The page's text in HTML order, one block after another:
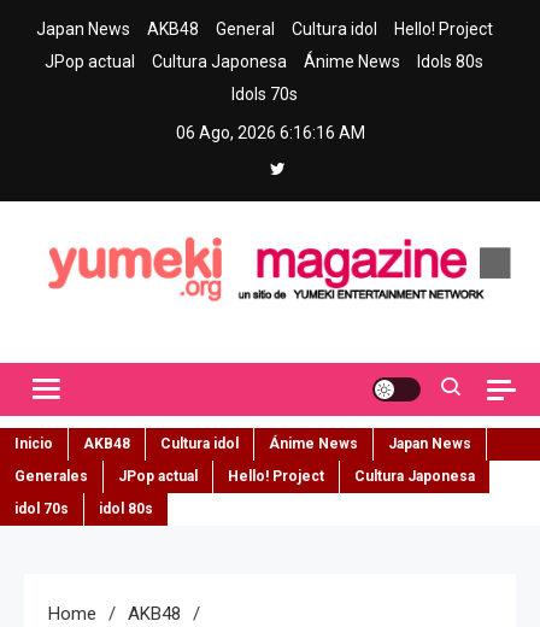
Japan News AKB48 General Cultura idol
Hello! Project
JPop actual
Cultura Japonesa Ánime News
Idols 80s
Idols 70s
06 Ago, 2026 6:16:17 AM
Inicio AKB48 Cultura idol Ánime News
Japan News
Generales
JPop actual Hello! Project
Cultura Japonesa
idol 70s
idol 80s
Home
AKB48